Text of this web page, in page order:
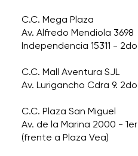
C.C. Mega Plaza
Av. Alfredo Mendiola 3698
Independencia 15311 -
C.C. Mall Aventura SJL
Av. Lurigancho Cdra 9.
C.C. Plaza San Miguel
Av. de la Marina 2000 -
(frente a Plaza Vea)